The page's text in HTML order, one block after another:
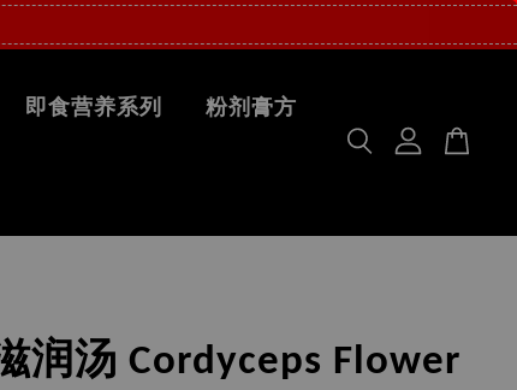
即食营养系列 粉剂膏方
润汤 Cordyceps Flower